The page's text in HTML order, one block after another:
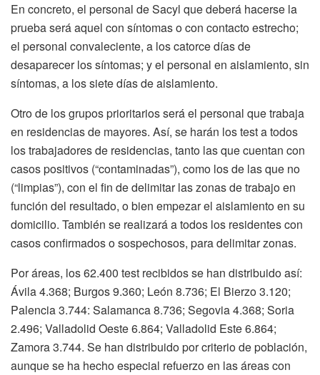
En concreto, el personal de Sacyl que deberá hacerse la
prueba será aquel con síntomas o con contacto estrecho;
el personal convaleciente, a los catorce días de
desaparecer los síntomas; y el personal en aislamiento, sin
síntomas, a los siete días de aislamiento.
Otro de los grupos prioritarios será el personal que trabaja
en residencias de mayores. Así, se harán los test a todos
los trabajadores de residencias, tanto las que cuentan con
casos positivos (“contaminadas”), como los de las que no
(“limpias”), con el fin de delimitar las zonas de trabajo en
función del resultado, o bien empezar el aislamiento en su
domicilio. También se realizará a todos los residentes con
casos confirmados o sospechosos, para delimitar zonas.
Por áreas, los 62.400 test recibidos se han distribuido así:
Ávila 4.368; Burgos 9.360; León 8.736; El Bierzo 3.120;
Palencia 3.744: Salamanca 8.736; Segovia 4.368; Soria
2.496; Valladolid Oeste 6.864; Valladolid Este 6.864;
Zamora 3.744. Se han distribuido por criterio de población,
aunque se ha hecho especial refuerzo en las áreas con